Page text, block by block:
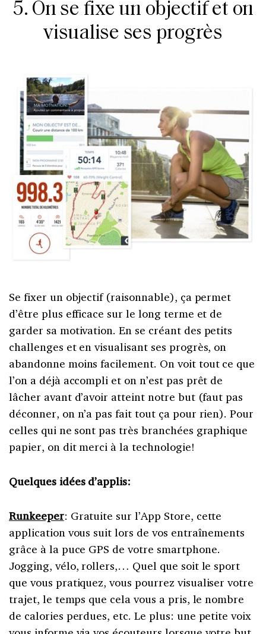
5. On se fixe un objectif et on
visualise ses progrès
Se fixer un objectif (raisonnable), ça permet
d’être plus efficace sur le long terme et de
garder sa motivation. En se créant des petits
challenges et en visualisant ses progrès, on
abandonne moins facilement. On voit tout ce que
l’on a déjà accompli et on n’est pas prêt de
lâcher avant d’avoir atteint notre but (faut pas
déconner, on n’a pas fait tout ça pour rien). Pour
celles qui ne sont pas très branchées graphique
papier, on dit merci à la technologie!
Quelques idées d’applis:
Runkeeper: Gratuite sur l’App Store, cette
application vous suit lors de vos entraînements
grâce à la puce GPS de votre smartphone.
Jogging, vélo, rollers,… Quel que soit le sport
que vous pratiquez, vous pourrez visualiser votre
trajet, le temps que cela vous a pris, le nombre
de calories perdues, etc. Le plus: une petite voix